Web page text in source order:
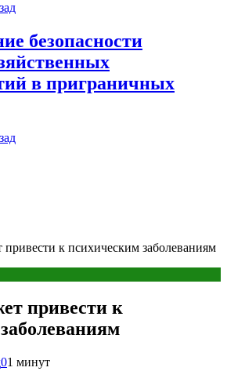
безопасности
в приграничных
к психическим заболеваниям
привести к
01 минут